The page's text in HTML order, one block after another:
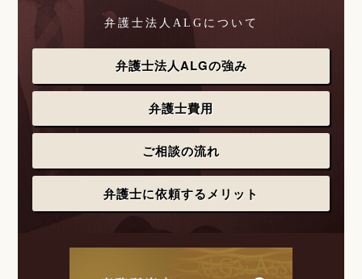
弁護士法人ALGについて
弁護士法人ALGの強み
弁護士費用
ご相談の流れ
弁護士に依頼するメリット